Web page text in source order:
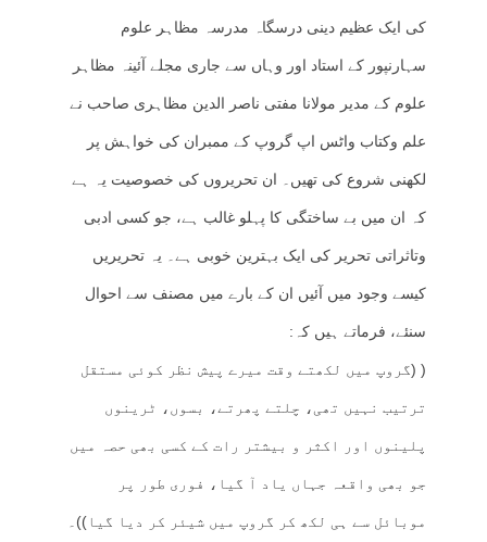
کی ایک عظیم دینی درسگاہ مدرسہ مظاہر علوم
سہارنپور کے استاد اور وہاں سے جاری مجلے آئینہ مظاہر
علوم کے مدیر مولانا مفتی ناصر الدین مظاہری صاحب نے
علم وکتاب واٹس اپ گروپ کے ممبران کی خواہش پر
لکھنی شروع کی تھیں۔ ان تحریروں کی خصوصیت یہ ہے
کہ ان میں بے ساختگی کا پہلو غالب ہے، جو کسی ادبی
وتاثراتی تحریر کی ایک بہترین خوبی ہے۔ یہ تحریریں
کیسے وجود میں آئیں ان کے بارے میں مصنف سے احوال
سنئے، فرماتے ہیں کہ:
( (گروپ میں لکھتے وقت میرے پیش نظر کوئی مستقل
ترتیب نہیں تھی، چلتے پھرتے، بسوں، ٹرینوں
پلینوں اور اکثر و بیشتر رات کے کسی بھی حصہ میں
جو بھی واقعہ جہاں یاد آ گیا، فوری طور پر
موبائل سے ہی لکھ کر گروپ میں شیئر کر دیا گیا))۔